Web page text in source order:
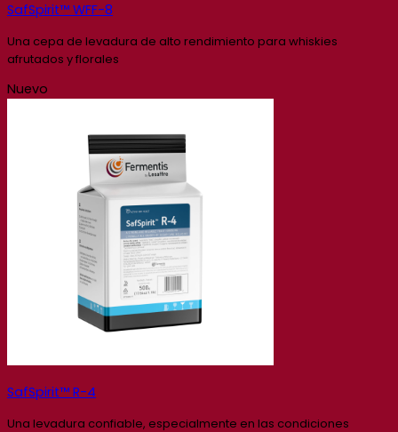
SafSpirit™ WFF-8
Una cepa de levadura de alto rendimiento para whiskies
afrutados y florales
Nuevo
SafSpirit™ R-4
Una levadura confiable, especialmente en las condiciones